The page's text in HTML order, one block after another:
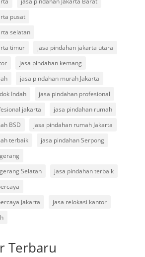
pusat
selatan
timur
jasa pindahan jakarta utara
jasa pindahan kemang
jasa pindahan murah Jakarta
Indah
jasa pindahan profesional
jakarta
jasa pindahan rumah
BSD
jasa pindahan rumah Jakarta
terbaik
jasa pindahan Serpong
Selatan
jasa pindahan terbaik
Jakarta
jasa relokasi kantor
Terbaru